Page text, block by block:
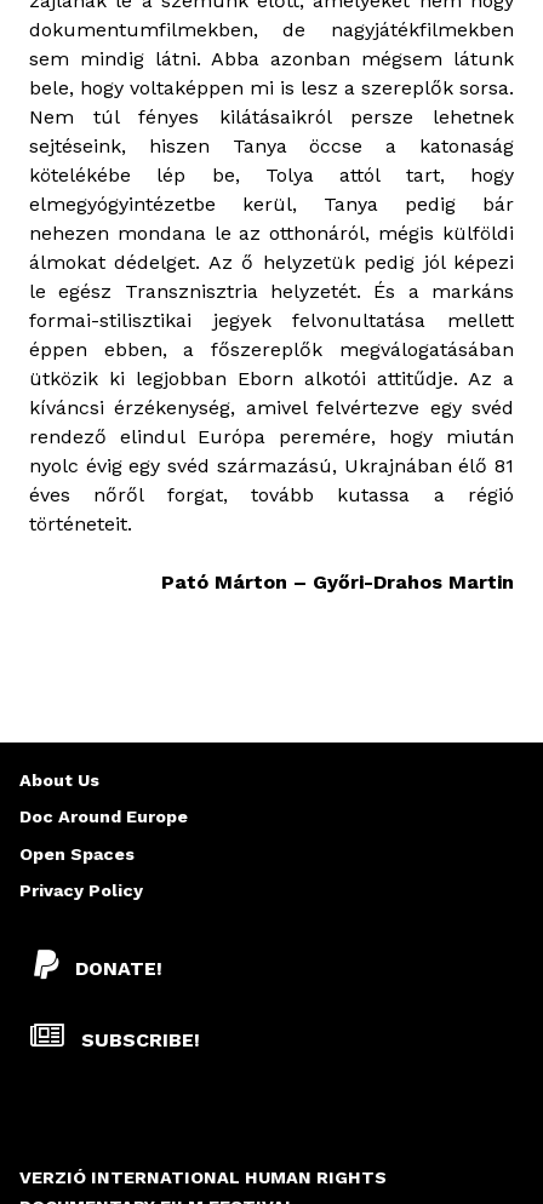
dokumentumfilmekben, de nagyjátékfilmekben
sem mindig látni. Abba azonban mégsem látunk
bele, hogy voltaképpen mi is lesz a szereplők sorsa.
Nem túl fényes kilátásaikról persze lehetnek
sejtéseink, hiszen Tanya öccse a katonaság
kötelékébe lép be, Tolya attól tart, hogy
elmegyógyintézetbe kerül, Tanya pedig bár
nehezen mondana le az otthonáról, mégis külföldi
álmokat dédelget. Az ő helyzetük pedig jól képezi
le egész Transznisztria helyzetét. És a markáns
formai-stilisztikai jegyek felvonultatása mellett
éppen ebben, a főszereplők megválogatásában
ütközik ki legjobban Eborn alkotói attitűdje. Az a
kíváncsi érzékenység, amivel felvértezve egy svéd
rendező elindul Európa peremére, hogy miután
nyolc évig egy svéd származású, Ukrajnában élő 81
éves nőről forgat, tovább kutassa a régió
történeteit.
Pató Márton – Győri-Drahos Martin
VERZIÓ INTERNATIONAL HUMAN RIGHTS
DONATE!
SUBSCRIBE!
About Us
Doc Around Europe
Open Spaces
Privacy Policy